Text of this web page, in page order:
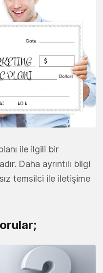
ile ilgili bir
Daha ayrıntılı bilgi
temsilci ile iletişime